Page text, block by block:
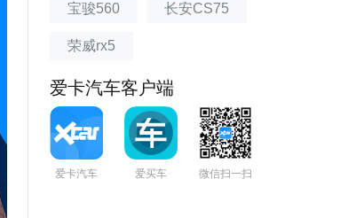
宝骏560 长安CS75
荣威rx5
爱卡汽车客户端
爱卡汽车 爱买车 微信扫一扫